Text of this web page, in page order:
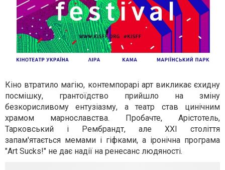
Кіно втратило магію, контемпорарі арт викликає єхидну
посмішку, грантоїдство прийшло на зміну
безкорисливому ентузіазму, а театр став цинічним
храмом марнославства. Пробачте, Арістотель,
Тарковський і Рембрандт, але ХХІ століття
запам'ятається мемами і гіфками, а іронічна програма
"Art Sucks!" не дає надії на ренесанс людяності.